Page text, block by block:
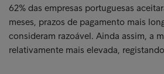
62% das empresas portuguesas
meses, prazos de pagamento mais
consideram razoável. Ainda assim, a
relativamente mais elevada,